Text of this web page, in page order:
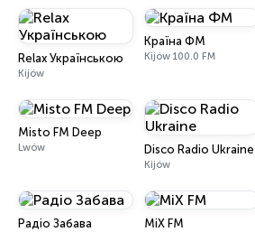
Relax Українською
Kijów
Країна ФМ
Kijów 100.0 FM
Misto FM Deep
Lwów Disco Radio Ukraine
Kijów
Радіо Забава MiX FM